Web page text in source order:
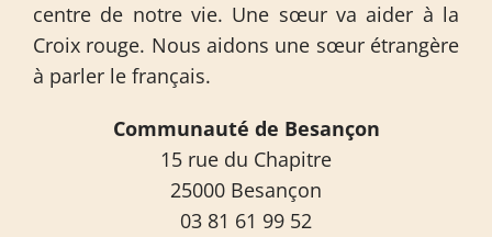
centre de notre vie. Une sœur va aider à la
Croix rouge. Nous aidons une sœur étrangère
à parler le français.
Communauté de Besançon
15 rue du Chapitre
25000 Besançon
03 81 61 99 52